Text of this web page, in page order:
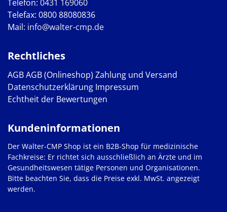
Telefon: 0431 169060
Telefax: 0800 88080836
Mail: info@walter-cmp.de
Rechtliches
AGBAGB (Onlineshop) Zahlung und Versand
Datenschutzerklärung Impressum
Echtheit der Bewertungen
Kundeninformationen
Der Walter-CMP Shop ist ein B2B-Shop für medizinische
Fachkreise: Er richtet sich ausschließlich an Ärzte und im
Gesundheitswesen tätige Personen und Organisationen.
Bitte beachten Sie, dass die Preise exkl. MwSt. angezeigt
werden.